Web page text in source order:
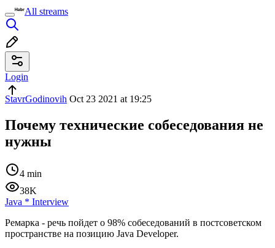
All streams
Login
StavrGodinovih Oct 23 2021 at 19:25
Почему технические собеседования не
нужны
4 min
38K
Java * Interview
Ремарка - речь пойдет о 98% собеседований в постсоветском
пространстве на позицию Java Developer.